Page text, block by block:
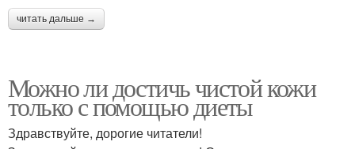
читать дальше →
Можно ли достичь чистой кожи
только с помощью диеты
Здравствуйте, дорогие читатели!